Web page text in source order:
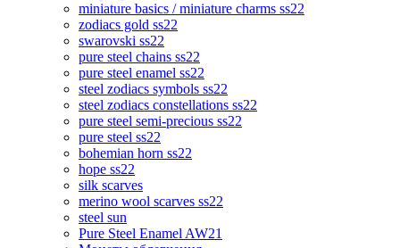
miniature basics / miniature charms ss22
zodiacs gold ss22
swarovski ss22
pure steel chains ss22
pure steel enamel ss22
steel zodiacs symbols ss22
steel zodiacs constellations ss22
pure steel semi-precious ss22
pure steel ss22
bohemian horn ss22
hope ss22
silk scarves
merino wool scarves ss22
steel sun
Pure Steel Enamel AW21